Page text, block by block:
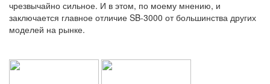
чрезвычайно сильное. И в этом, по моему мнению, и
заключается главное отличие SB-3000 от большинства других
моделей на рынке.